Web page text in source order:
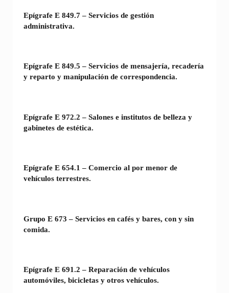
Epígrafe E 849.7 – Servicios de gestión
administrativa.
Epígrafe E 849.5 – Servicios de mensajería, recadería
y reparto y manipulación de correspondencia.
Epígrafe E 972.2 – Salones e institutos de belleza y
gabinetes de estética.
Epígrafe E 654.1 – Comercio al por menor de
vehículos terrestres.
Grupo E 673 – Servicios en cafés y bares, con y sin
comida.
Epígrafe E 691.2 – Reparación de vehículos
automóviles, bicicletas y otros vehículos.